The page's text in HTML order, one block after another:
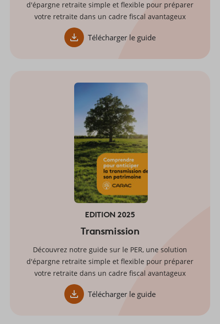
d'épargne retraite simple et flexible pour préparer
votre retraite dans un cadre fiscal avantageux
Télécharger le guide
EDITION 2025
Transmission
Découvrez notre guide sur le PER, une solution
d'épargne retraite simple et flexible pour préparer
votre retraite dans un cadre fiscal avantageux
Télécharger le guide